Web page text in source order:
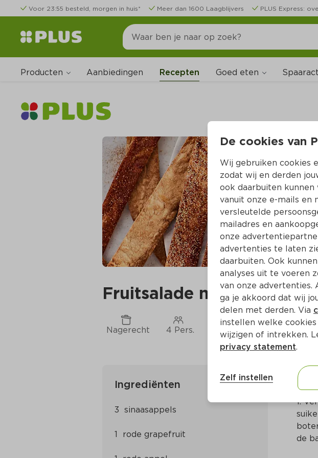
Voor 23:55 besteld, morgen in huis* Meer dan 1600 Laagblijvers PLUS Express:
Producten Aanbiedingen Recepten Goed eten
Fruitsalade met krokante
Nagerecht 4 Pers. Ca. 20 Min Centraal-
Ingrediënten
1.
de
De cookies van
Wij gebruiken cookies
zodat wij en derden
ook daarbuiten
vanuit onze e-mails en
versleutelde
mailadres en
onze
advertenties te laten
daarbuiten. Ook
analyses uit te voeren
van onze advertenties.
ga je akkoord dat wij
delen met derden. Via
instellen welke
wijzigen of intrekken.
privacy statement.
Zelf instellen